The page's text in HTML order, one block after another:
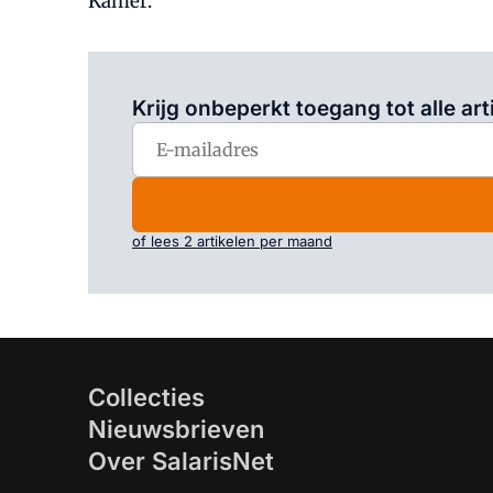
Krijg onbeperkt toegang tot alle
of lees 2 artikelen per maand
Collecties
Nieuwsbrieven
Over SalarisNet